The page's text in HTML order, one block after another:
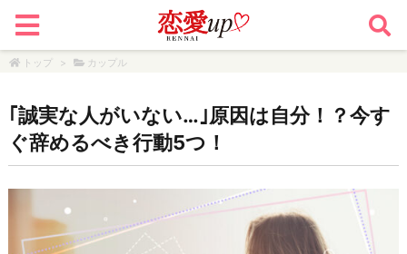
トップ > カップル
｢誠実な人がいない…｣原因は自分！？今す
ぐ辞めるべき行動5つ！